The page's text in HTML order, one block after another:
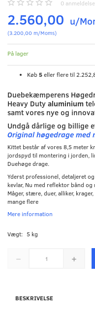
0
2.560,00 u/
(3.200,00 m/Moms)
På lager
Køb5eller flere til
Duebekæmperens
Heavy Duty aluminium
samt vores nye og
Undgå dårlige og billige
Original høgedrage med
Kittet består af vores 8,5 meter
jordspyd til montering i jorden,
Duehøge drage.
Yderst professionel, detaljeret
kevlar, Nu med reflektor bånd
Måger, stære, duer, alliker,
mange flere
Mere information
Vægt: 5 kg
BESKRIVELSE